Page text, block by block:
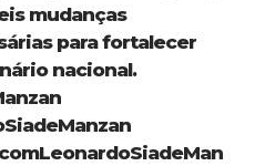
mudanças
para fortalecer
nacional.